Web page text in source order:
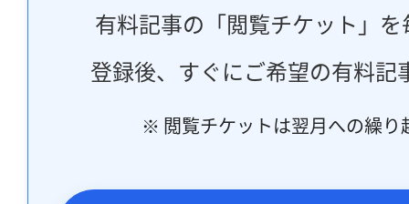
有料記事の「閲覧チケット」
登録後、すぐにご希望の有料記
※ 閲覧チケットは翌月への繰り